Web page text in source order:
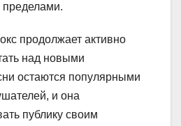
пределами.
продолжает активно
над новыми
остаются популярными
и она
публику своим